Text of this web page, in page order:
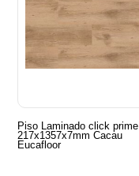
Piso Laminado click prime
217x1357x7mm Cacau
Eucafloor